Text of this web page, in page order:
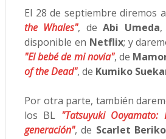
El 28 de septiembre diremos
the Whales", deAbi Umeda,
disponible en Netflix; y
"El bebé de mi novia", de
of the Dead", de Kumiko
Por otra parte, también
los BL "Tatsuyuki
generación", de Scarlet Beriko